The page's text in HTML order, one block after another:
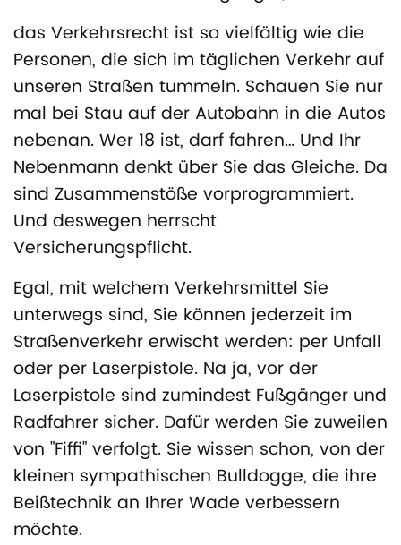
das Verkehrsrecht ist so vielfältig wie die
Personen, die sich im täglichen Verkehr auf
unseren Straßen tummeln. Schauen Sie nur
mal bei Stau auf der Autobahn in die Autos
nebenan. Wer 18 ist, darf fahren… Und Ihr
Nebenmann denkt über Sie das Gleiche. Da
sind Zusammenstöße vorprogrammiert.
Und deswegen herrscht
Versicherungspflicht.
Egal, mit welchem Verkehrsmittel Sie
unterwegs sind, Sie können jederzeit im
Straßenverkehr erwischt werden: per Unfall
oder per Laserpistole. Na ja, vor der
Laserpistole sind zumindest Fußgänger und
Radfahrer sicher. Dafür werden Sie zuweilen
von "Fiffi" verfolgt. Sie wissen schon, von der
kleinen sympathischen Bulldogge, die ihre
Beißtechnik an Ihrer Wade verbessern
möchte.